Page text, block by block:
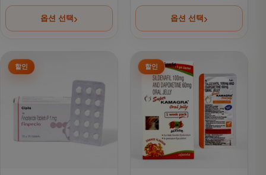
옵션 선택 옵션 선택
여러 상품 옵션이 이 상품에 있습니다. 상품 페이지에서 옵션
여러 상품 옵션이 이 상품에